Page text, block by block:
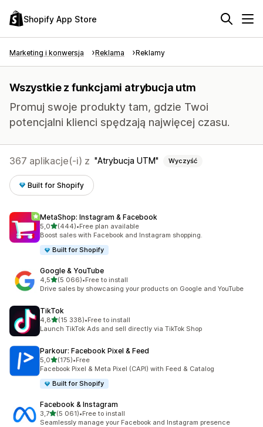
Shopify App Store
Marketing i konwersja Reklama Reklamy
Wszystkie z funkcjami atrybucja utm
Promuj swoje produkty tam, gdzie Twoi
potencjalni klienci spędzają najwięcej czasu.
367 aplikacje(-i) z Atrybucja UTM Wyczyść
Built for Shopify
MetaShop: Instagram & Facebook
5,0na 5 gwiazdek
(444)
Łączna liczba recenzji: 444
•Free plan available
Boost sales with Facebook and Instagram shopping.
Built for Shopify
Google & YouTube
4,5na 5 gwiazdek
(5 066)
Łączna liczba recenzji: 5066
•Free to install
Drive sales by showcasing your products on Google and YouTube
TikTok
4,8na 5 gwiazdek
(15 338)
Łączna liczba recenzji: 15338
•Free to install
Launch TikTok Ads and sell directly via TikTok Shop
Parkour: Facebook Pixel & Feed
5,0na 5 gwiazdek
(175)
Łączna liczba recenzji: 175
•Free
Facebook Pixel & Meta Pixel (CAPI) with Feed & Catalog
Built for Shopify
Facebook & Instagram
3,7na 5 gwiazdek
(5 061)
Łączna liczba recenzji: 5061
•Free to install
Seamlessly manage your Facebook and Instagram presence